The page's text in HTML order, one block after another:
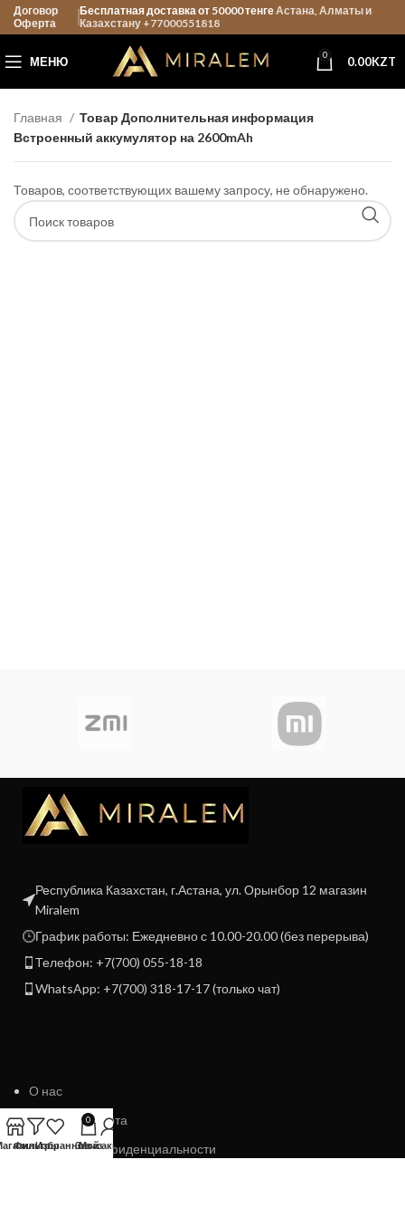
Договор
Оферта
Бесплатная доставка от 50000 тенгеАстана, Алматы и
Казахстану +77000551818
МЕНЮ 0 0.00KZT
Главная
Товар Дополнительная информация
Встроенный аккумулятор на 2600mAh
Товаров, соответствующих вашему запросу, не обнаружено.
Республика Казахстан, г.Астана, ул. Орынбор 12 магазин
Miralem
График работы: Ежедневно с 10.00-20.00 (без перерыва)
Телефон: +7(700) 055-18-18
WhatsApp: +7(700) 318-17-17 (только чат)
О нас
Договор Оферта
Политика конфиденциальности
ФильтрыИзбранное
0
Заказ
Мой аккаунт